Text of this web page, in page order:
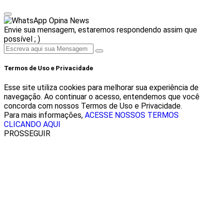
Opina News
Envie sua mensagem, estaremos respondendo assim que
possível ; )
Termos de Uso e Privacidade
Esse site utiliza cookies para melhorar sua experiência de
navegação. Ao continuar o acesso, entendemos que você
concorda com nossos Termos de Uso e Privacidade.
Para mais informações, ACESSE NOSSOS TERMOS
CLICANDO AQUI
PROSSEGUIR